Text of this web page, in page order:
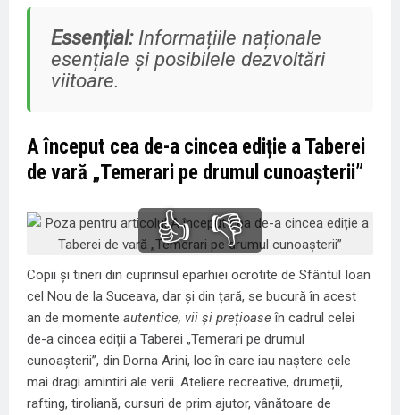
Essențial:Informațiile naționale
esențiale și posibilele dezvoltări
viitoare.
A început cea de-a cincea ediție a Taberei
de vară „Temerari pe drumul cunoașterii”
👍 👎
Copii și tineri din cuprinsul eparhiei ocrotite de Sfântul Ioan
cel Nou de la Suceava, dar și din țară, se bucură în acest
an de momente autentice, vii și prețioase în cadrul celei
de-a cincea ediții a Taberei „Temerari pe drumul
cunoașterii”, din Dorna Arini, loc în care iau naștere cele
mai dragi amintiri ale verii. Ateliere recreative, drumeții,
rafting, tiroliană, cursuri de prim ajutor, vânătoare de